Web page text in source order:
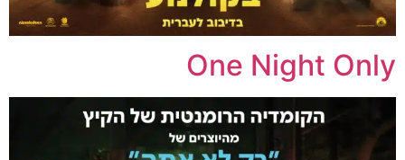
One Night Only